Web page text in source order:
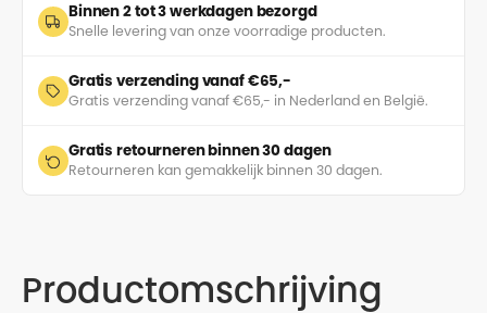
Binnen 2 tot 3 werkdagen bezorgd
Snelle levering van onze voorradige producten.
Gratis verzending vanaf €65,-
Gratis verzending vanaf €65,- in Nederland en België.
Gratis retourneren binnen 30 dagen
Retourneren kan gemakkelijk binnen 30 dagen.
Productomschrijving